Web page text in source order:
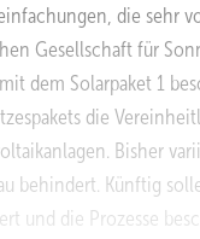
die sehr
Gesellschaft für
dem Solarpaket 1
die
Bisher
behindert. Künftig
und die Prozesse